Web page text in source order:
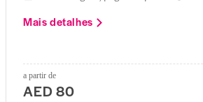
Mais detalhes
a partir de
AED 80